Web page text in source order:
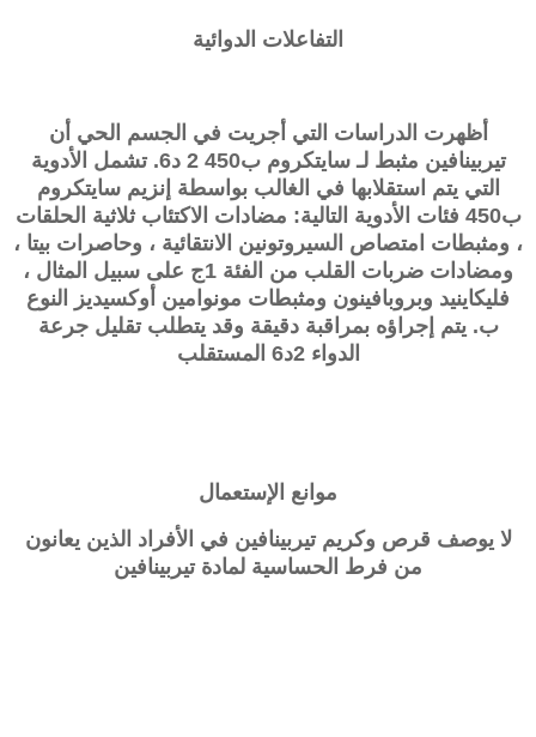
التفاعلات الدوائية
أظهرت الدراسات التي أجريت في الجسم الحي أن
تيربينافين مثبط لـ سايتكروم ب450 2 د6. تشمل الأدوية
التي يتم استقلابها في الغالب بواسطة إنزيم سايتكروم
ب450 فئات الأدوية التالية: مضادات الاكتئاب ثلاثية الحلقات
، ومثبطات امتصاص السيروتونين الانتقائية ، وحاصرات بيتا ،
ومضادات ضربات القلب من الفئة 1ج على سبيل المثال ،
فليكاينيد وبروبافينون ومثبطات مونوامين أوكسيديز النوع
ب. يتم إجراؤه بمراقبة دقيقة وقد يتطلب تقليل جرعة
الدواء 2د6 المستقلب
موانع الإستعمال
لا يوصف قرص وكريم تيربينافين في الأفراد الذين يعانون
من فرط الحساسية لمادة تيربينافين